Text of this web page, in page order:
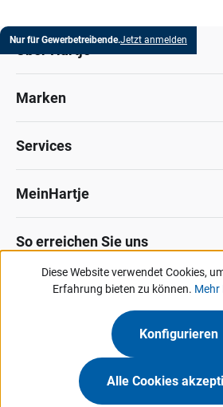
Nur für Gewerbetreibende.Jetzt anmelden
Marken
Services
MeinHartje
So erreichen Sie uns
Datenschutz ImpressumAllg.
Kontakt
Unsere Angebote & Services richten sich
Hermann Hartje KG • Deichstraße
Diese Website verwendet Cookies,
Erfahrung bieten zu können. Mehr
Konfigurieren
Alle Cookies